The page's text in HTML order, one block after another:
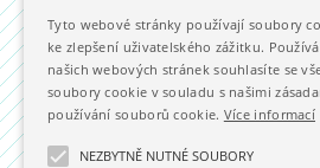
Tyto webové stránky používají soubory
ke zlepšení uživatelského zážitku.
našich webových stránek souhlasíte se
soubory cookie v souladu s našimi
používání souborů cookie. Více informací
NEZBYTNĚ NUTNÉ SOUBORY